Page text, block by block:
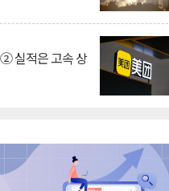
실적은 고속 상